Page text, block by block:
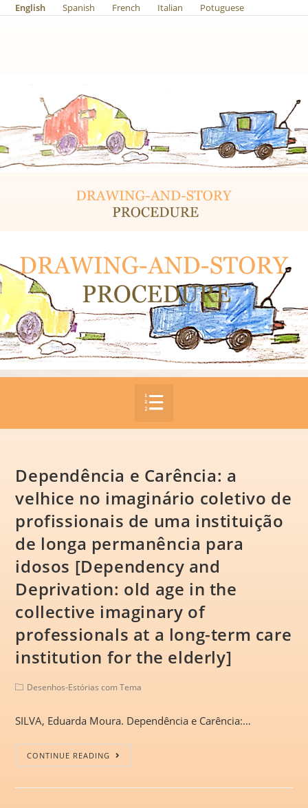
English Spanish French Italian Potuguese
Dependência e Carência: a
velhice no imaginário coletivo de
profissionais de uma instituição
de longa permanência para
idosos [Dependency and
Deprivation: old age in the
collective imaginary of
professionals at a long-term care
institution for the elderly]
Desenhos-Estórias com Tema
SILVA, Eduarda Moura. Dependência e Carência:…
CONTINUE READING